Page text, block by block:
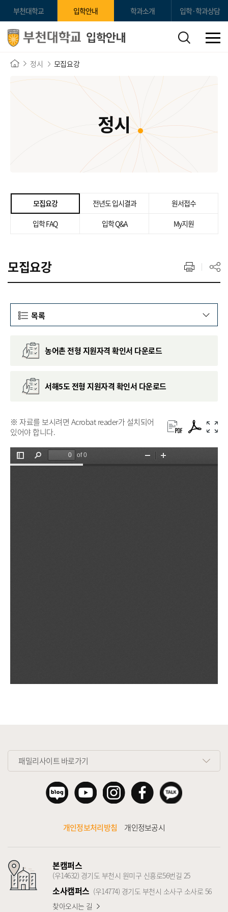
부천대학교 입학안내 학과소개 입학·학과상담
입학안내
정시 모집요강
정시
모집요강 전년도 입시결과
원서접수
입학 FAQ
입학 Q&A My지원
모집요강
목록
농어촌 전형 지원자격 확인서 다운로드
서해5도 전형 지원자격 확인서 다운로드
※ 자료를 보시려면 Acrobat reader가 설치되어
있어야 합니다.
패밀리사이트 바로가기
개인정보처리방침 개인정보공시
본캠퍼스
(우14632) 경기도 부천시 원미구 신흥로56번길 25
소사캠퍼스 (우14774) 경기도 부천시 소사구 소사로 56
찾아오시는 길